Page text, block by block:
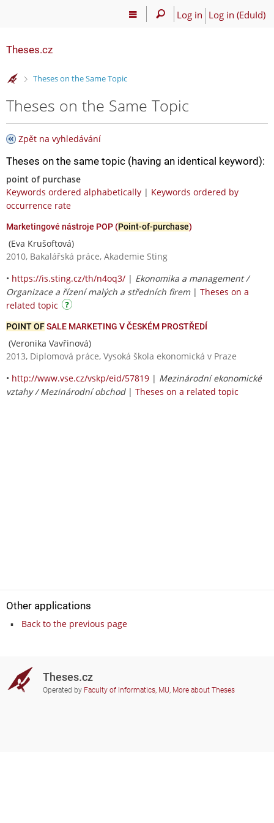
Log in Log in (EduId)
Theses.cz
>
Theses on the Same Topic
Theses on the Same Topic
Zpět na vyhledávání
Theses on the same topic (having an identical keyword):
point of purchase
Keywords ordered alphabetically | Keywords ordered by
occurrence rate
Marketingové nástroje POP (Point-of-purchase)
(Eva Krušoftová)
2010, Bakalářská práce, Akademie Sting
• https://is.sting.cz/th/n4oq3/ | Ekonomika a management /
Organizace a řízení malých a středních firem| Theses on a
related topic
POINT OFSALE MARKETING V ČESKÉM PROSTŘEDÍ
(Veronika Vavřinová)
2013, Diplomová práce, Vysoká škola ekonomická v Praze
• http://www.vse.cz/vskp/eid/57819 | Mezinárodní ekonomické
vztahy / Mezinárodní obchod| Theses on a related topic
Other applications
Back to the previous page
Theses.cz
Operated by Faculty of Informatics, MU, More about Theses